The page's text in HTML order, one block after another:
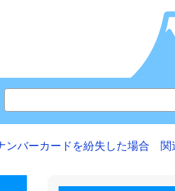
ンバーカードを紛失した場合 関